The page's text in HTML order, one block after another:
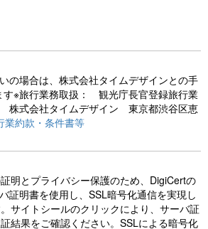
の場合は、株式会社タイムデザインとの手
す※旅行業務取扱： 観光庁長官登録旅行業
株式会社タイムデザイン 東京都渋谷区恵
業約款・条件書等
明とプライバシー保護のため、DigiCertの
証明書を使用し、SSL暗号化通信を実現し
サイトシールのクリックにより、サーバ証
結果をご確認ください。SSLによる暗号化